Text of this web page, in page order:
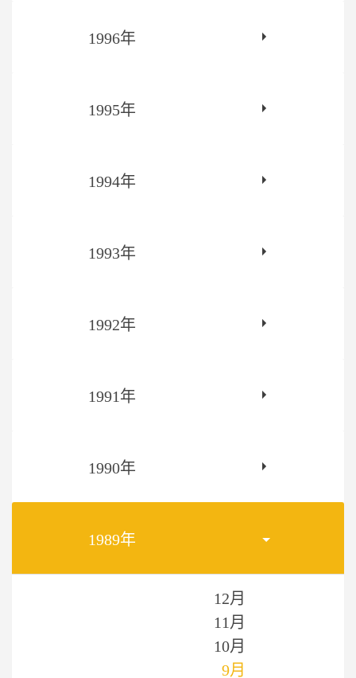
1996年
1995年
1994年
1993年
1992年
1991年
1990年
1989年
12月
11月
10月
9月